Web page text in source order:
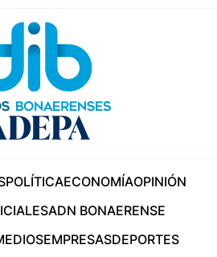
POLÍTICAECONOMÍAOPINIÓN
ADN BONAERENSE
EMPRESASDEPORTES